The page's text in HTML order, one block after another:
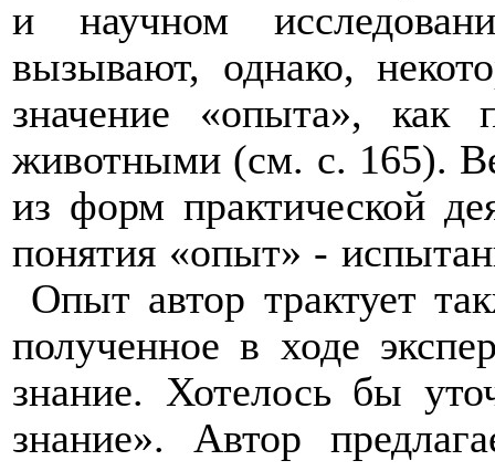
и научном
вызывают, однако,
значение «опыта», как
животными (см. с. 165).
из форм практической
понятия «опыт» -
Опыт автор трактует
полученное в ходе
знание. Хотелось бы
знание». Автор